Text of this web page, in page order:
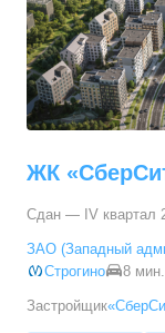
3-комн. кв.
76,45–81,28м²
4-комн. кв.
ЖК
Сдан — IV квартал
ЗАО (Западный
Строгино
8 мин.
Застройщик